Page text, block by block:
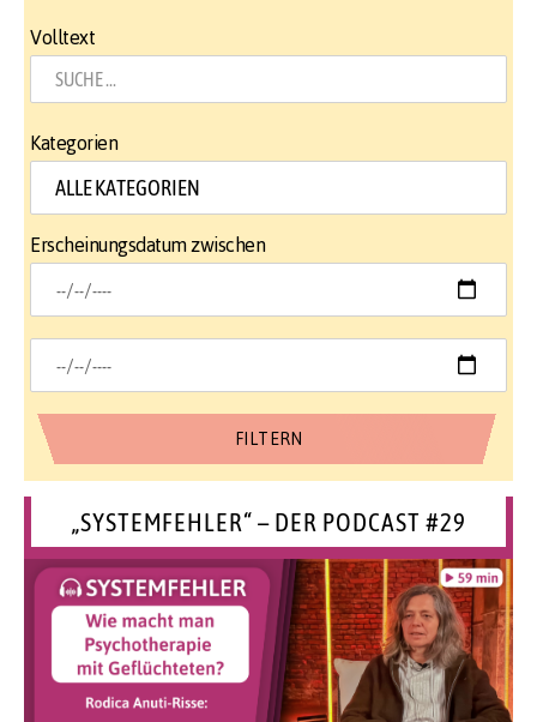
Volltext
Kategorien
Erscheinungsdatum zwischen
„SYSTEMFEHLER“ – DER PODCAST #29